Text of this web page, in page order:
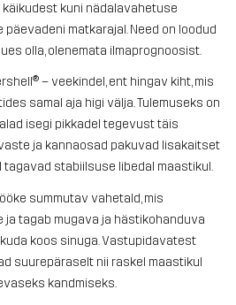
kuni nädalavahetuse
matkarajal. Need on loodud
olla, olenemata ilmaprognoosist.
– veekindel, ent hingav kiht, mis
samal aja higi välja. Tulemuseks on
isegi pikkadel tegevust täis
ja kannaosad pakuvad lisakaitset
stabiilsuse libedal maastikul.
summutav vahetald, mis
tagab mugava ja hästikohanduva
koos sinuga. Vastupidavatest
suurepäraselt nii raskel maastikul
kandmiseks.